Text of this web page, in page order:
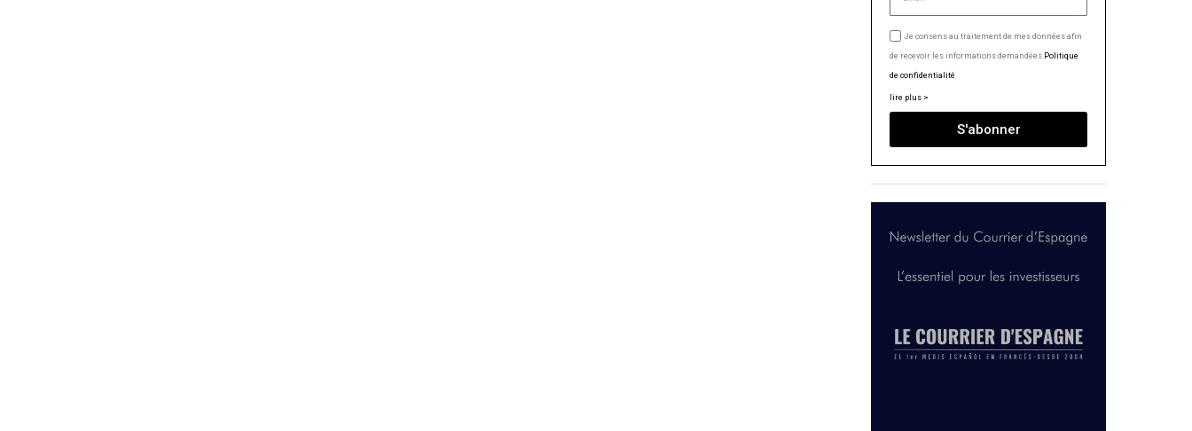
Je consens au traitement de mes données afin
de recevoir les informations demandées.Politique
de confidentialité
lire plus >
S'abonner